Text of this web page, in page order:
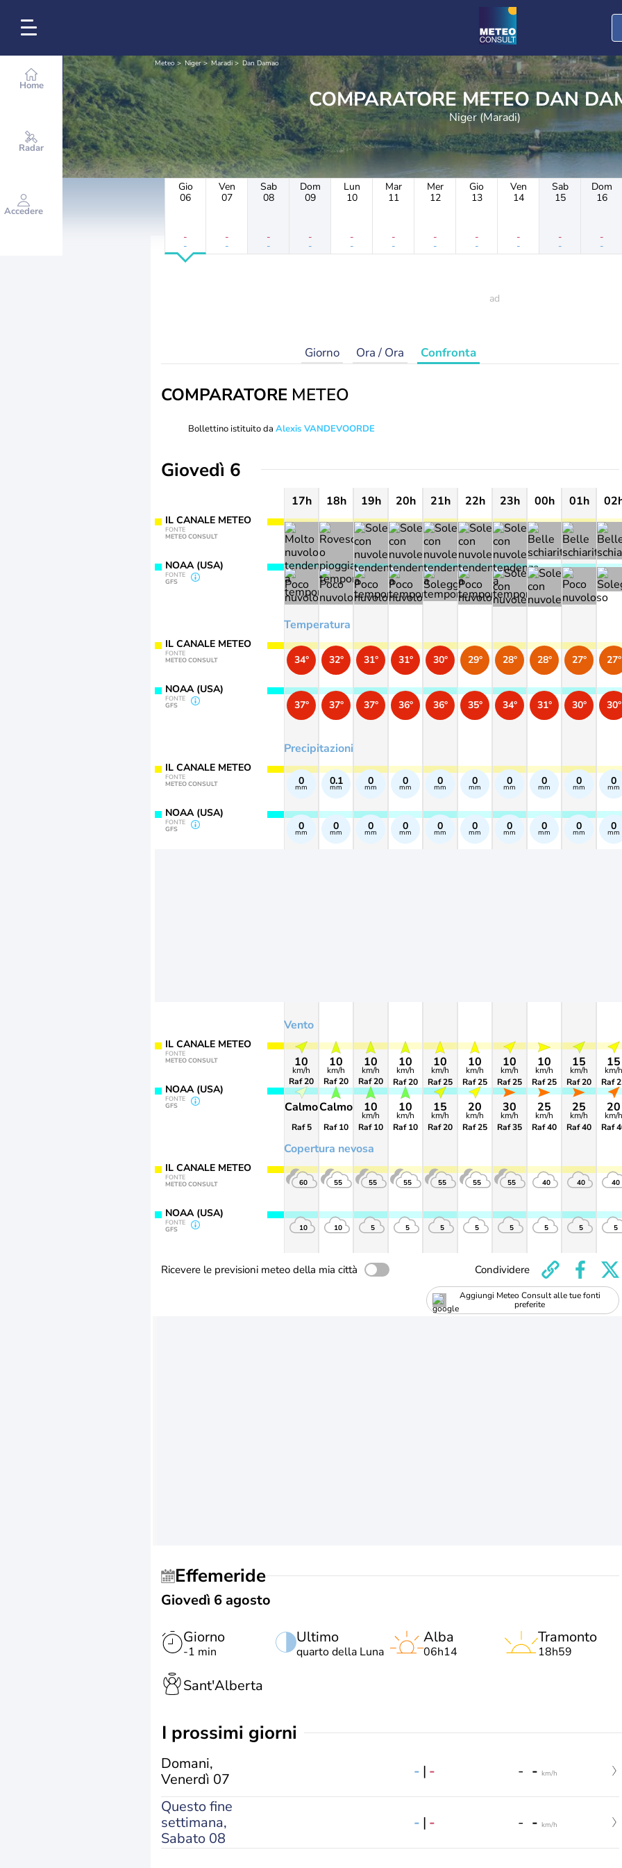
Home
Radar
Accedere
Meteo Niger Maradi Dan Damao
COMPARATORE METEO
Niger (Maradi)
Gio
06
-
-
Ven
07
-
-
Sab
08
-
-
Dom
09
-
-
Lun
10
-
-
Mar
11
-
-
Mer
12
-
-
Gio
13
-
-
Ven
14
-
-
Sab
15
-
-
Dom
16
-
-
Giorno Ora / Ora Confronta
COMPARATORE METEO
Bollettino istituito da Alexis VANDEVOORDE
Giovedì 6
IL CANALE METEO
FONTE
METEO CONSULT
NOAA (USA)
FONTE
GFS
IL CANALE METEO
FONTE
METEO CONSULT
NOAA (USA)
FONTE
GFS
IL CANALE METEO
FONTE
METEO CONSULT
NOAA (USA)
FONTE
GFS
IL CANALE METEO
FONTE
METEO CONSULT
NOAA (USA)
FONTE
GFS
IL CANALE METEO
FONTE
METEO CONSULT
NOAA (USA)
FONTE
GFS
17h 18h 19h 20h 21h 22h 23h 00h 01h
Temperatura
Precipitazioni
Vento
Copertura nevosa
34°
37°
0
mm
0
mm
10
km/h
Raf 20
Calmo
Raf 5
60
10
32°
37°
0.1
mm
0
mm
10
km/h
Raf 20
Calmo
Raf 10
55
10
31°
37°
0
mm
0
mm
10
km/h
Raf 20
10
km/h
Raf 10
55
5
31°
36°
0
mm
0
mm
10
km/h
Raf 20
10
km/h
Raf 10
55
5
30°
36°
0
mm
0
mm
10
km/h
Raf 25
15
km/h
Raf 20
55
5
29°
35°
0
mm
0
mm
10
km/h
Raf 25
20
km/h
Raf 25
55
5
28°
34°
0
mm
0
mm
10
km/h
Raf 25
30
km/h
Raf 35
55
5
28°
31°
0
mm
0
mm
10
km/h
Raf 25
25
km/h
Raf 40
40
5
27°
30°
0
mm
0
mm
15
km/h
Raf 20
25
km/h
Raf 40
40
5
27°
30°
0
mm
0
mm
15
km/h
Raf
20
km/h
Raf
40
5
Ricevere le previsioni meteo della mia città
Aggiungi Meteo Consult alle tue fonti
preferite
Condividere
Effemeride
Giovedì 6 agosto
Giorno
-1 min
Ultimo
quarto della Luna
Alba
06h14
Tramonto
18h59
Sant'Alberta
i prossimi giorni
Domani,
Venerdì 07
- | - - - km/h
Questo fine
settimana,
Sabato 08
- | - - - km/h